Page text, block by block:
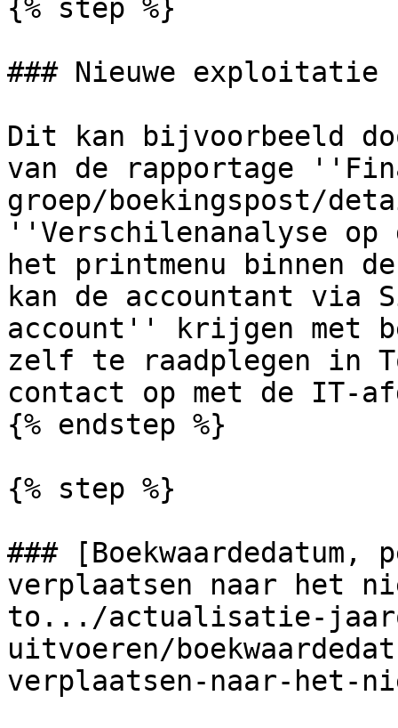
{% step %}
### Nieuwe exploitatie
Dit kan bijvoorbeeld
van de rapportage
groep/boekingspost/
''Verschilenanalyse
het printmenu binnen
kan de accountant via
account'' krijgen met
zelf te raadplegen in
contact op met de IT-
{% endstep %}
{% step %}
### [Boekwaardedatum,
verplaatsen naar het
to.../actualisatie-
uitvoeren/
verplaatsen-naar-het-